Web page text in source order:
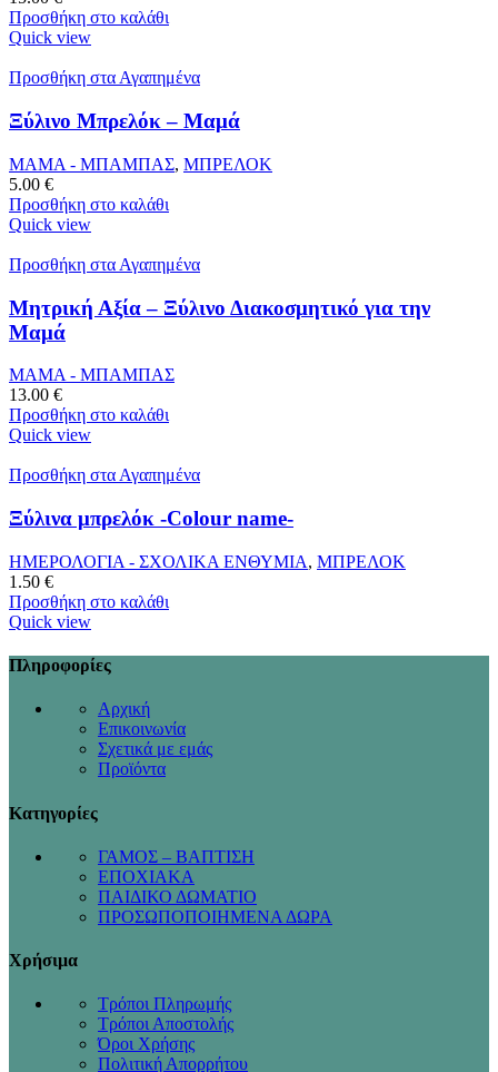
Προσθήκη στο καλάθι
Quick view
Προσθήκη στα Αγαπημένα
Ξύλινο Μπρελόκ – Μαμά
ΜΑΜΑ - ΜΠΑΜΠΑΣ, ΜΠΡΕΛΟΚ
5.00 €
Προσθήκη στο καλάθι
Quick view
Προσθήκη στα Αγαπημένα
Μητρική Αξία – Ξύλινο Διακοσμητικό για την
Μαμά
ΜΑΜΑ - ΜΠΑΜΠΑΣ
13.00 €
Προσθήκη στο καλάθι
Quick view
Προσθήκη στα Αγαπημένα
Ξύλινα μπρελόκ -Colour name-
ΗΜΕΡΟΛΟΓΙΑ - ΣΧΟΛΙΚΑ ΕΝΘΥΜΙΑ, ΜΠΡΕΛΟΚ
1.50 €
Προσθήκη στο καλάθι
Quick view
Πληροφορίες
Αρχική
Επικοινωνία
Σχετικά με εμάς
Προϊόντα
Κατηγορίες
ΓΑΜΟΣ – ΒΑΠΤΙΣΗ
ΕΠΟΧΙΑΚΑ
ΠΑΙΔΙΚΟ ΔΩΜΑΤΙΟ
ΠΡΟΣΩΠΟΠΟΙΗΜΕΝΑ ΔΩΡΑ
Χρήσιμα
Τρόποι Πληρωμής
Τρόποι Αποστολής
Όροι Χρήσης
Πολιτική Απορρήτου